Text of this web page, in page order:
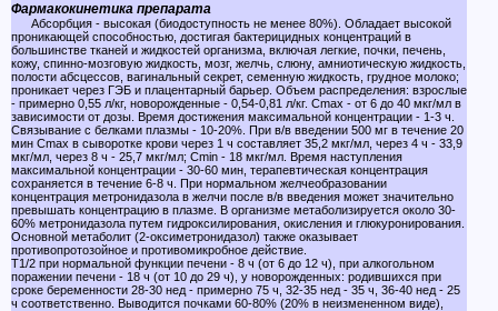
Фармакокинетика препарата
Абсорбция - высокая (биодоступность не менее 80%). Обладает высокой
проникающей способностью, достигая бактерицидных концентраций в
большинстве тканей и жидкостей организма, включая легкие, почки, печень,
кожу, спинно-мозговую жидкость, мозг, желчь, слюну, амниотическую жидкость,
полости абсцессов, вагинальный секрет, семенную жидкость, грудное молоко;
проникает через ГЭБ и плацентарный барьер. Объем распределения: взрослые
- примерно 0,55 л/кг, новорожденные - 0,54-0,81 л/кг. Cmax - от 6 до 40 мкг/мл в
зависимости от дозы. Время достижения максимальной концентрации - 1-3 ч.
Связывание с белками плазмы - 10-20%. При в/в введении 500 мг в течение 20
мин Cmax в сыворотке крови через 1 ч составляет 35,2 мкг/мл, через 4 ч - 33,9
мкг/мл, через 8 ч - 25,7 мкг/мл; Cmin - 18 мкг/мл. Время наступления
максимальной концентрации - 30-60 мин, терапевтическая концентрация
сохраняется в течение 6-8 ч. При нормальном желчеобразовании
концентрация метронидазола в желчи после в/в введения может значительно
превышать концентрацию в плазме. В организме метаболизируется около 30-
60% метронидазола путем гидроксилирования, окисления и глюкуронирования.
Основной метаболит (2-оксиметронидазол) также оказывает
противопротозойное и противомикробное действие.
T1/2 при нормальной функции печени - 8 ч (от 6 до 12 ч), при алкогольном
поражении печени - 18 ч (от 10 до 29 ч), у новорожденных: родившихся при
сроке беременности 28-30 нед - примерно 75 ч, 32-35 нед - 35 ч, 36-40 нед - 25
ч соответственно. Выводится почками 60-80% (20% в неизмененном виде),